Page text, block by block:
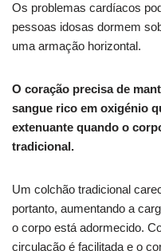
Os problemas cardíacos
pessoas idosas dormem
uma armação horizontal.
O coração precisa de
sangue rico em oxigénio
extenuante quando o
tradicional.
Um colchão tradicional
portanto, aumentando a
o corpo está adormecido.
circulação é facilitada e o